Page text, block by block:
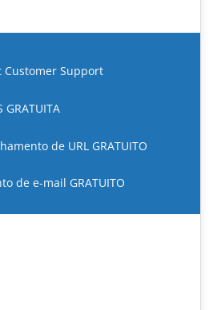
Customer Support
de URL GRATUITO
de e-mail GRATUITO